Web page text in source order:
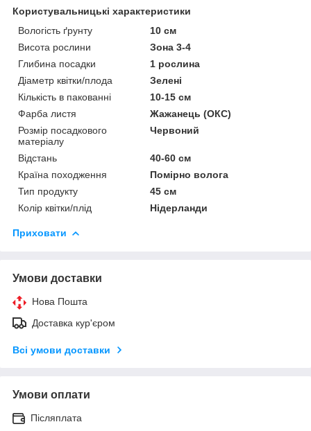
Користувальницькі характеристики
Вологість ґрунту
10 см
Висота рослини
Зона 3-4
Глибина посадки
1 рослина
Діаметр квітки/плода
Зелені
Кількість в пакованні
10-15 см
Фарба листя
Жажанець (ОКС)
Розмір посадкового
матеріалу
Червоний
Відстань
40-60 см
Країна походження
Помірно волога
Тип продукту
45 cм
Колір квітки/плід
Нідерланди
Приховати
Умови доставки
Нова Пошта
Доставка кур'єром
Всі умови доставки
Умови оплати
Післяплата